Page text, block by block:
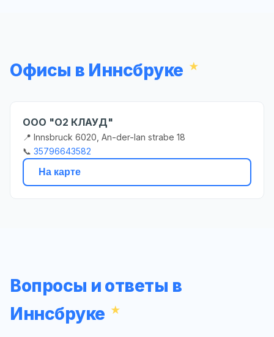
Офисы в Иннсбруке
ООО "О2 КЛАУД"
📍 Innsbruck 6020, An-der-lan strabe 18
📞 35796643582
На карте
Вопросы и ответы в
Иннсбруке